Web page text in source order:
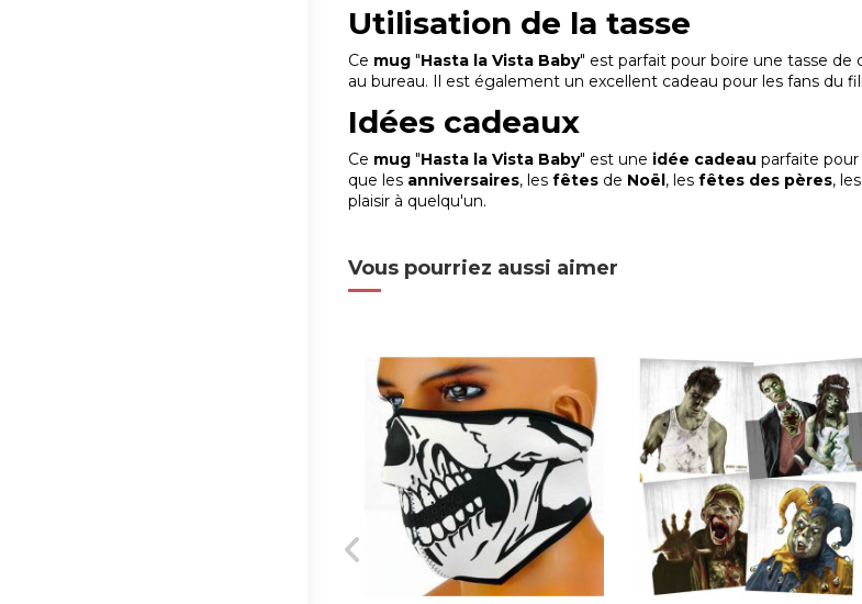
Utilisation de la tasse
Ce mug "Hasta la Vista Baby" est parfait pour boire une tasse
au bureau. Il est également un excellent cadeau pour les fans du
Idées cadeaux
Ce mug "Hasta la Vista Baby" est une idée cadeau parfaite
que les anniversaires, lesfêtes de Noël, lesfêtes des pères,
plaisir à quelqu'un.
Vous pourriez aussi aimer